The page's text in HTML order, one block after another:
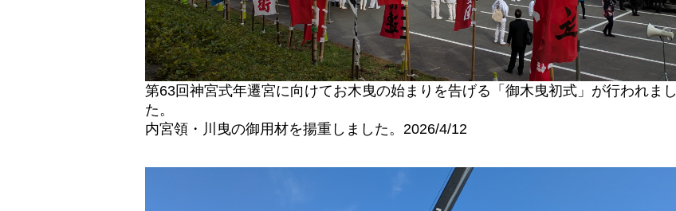
第63回神宮式年遷宮に向けてお木曳の始まりを告げる「御木曳初式」が行われまし
た。
内宮領・川曳の御用材を揚重しました。2026/4/12